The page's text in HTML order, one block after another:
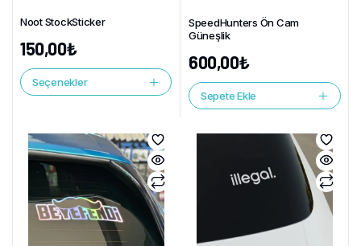
Noot StockSticker
150,00₺
Seçenekler
SpeedHunters Ön Cam
Güneşlik
600,00₺
Sepete Ekle